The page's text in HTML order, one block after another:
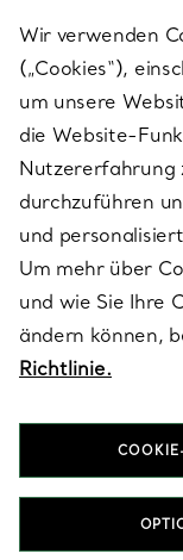
SERVICES
ÜBER TIFFANY &
RECHTLICHE
FOLGEN SIE UNS
Wir verwenden
(„Cookies“),
um unsere
die Website-
Nutzererfahrung
durchzuführen
und
Um mehr über
und wie Sie Ihre
ändern können,
Richtlinie.